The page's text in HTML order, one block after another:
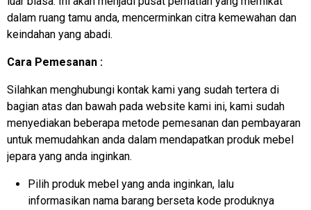
dalam ruang tamu anda, mencerminkan citra kemewahan dan
keindahan yang abadi.
Cara Pemesanan :
Silahkan menghubungi kontak kami yang sudah tertera di
bagian atas dan bawah pada website kami ini, kami sudah
menyediakan beberapa metode pemesanan dan pembayaran
untuk memudahkan anda dalam mendapatkan produk mebel
jepara yang anda inginkan.
Pilih produk mebel yang anda inginkan, lalu
informasikan nama barang berseta kode produknya